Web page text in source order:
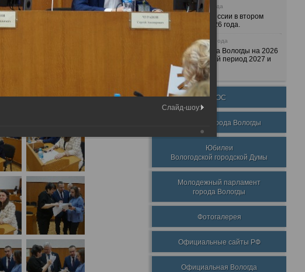
25 июня 2026 года
Очередные сессии в втором
полугодии 2026 года.
7 декабря 2025 года
Бюджет города Вологды на 2026
год и плановый период 2027 и
2028 годов.
ТОС
Награды города Вологды
Юбилеи
Вологодской городской Думы
Молодежный парламент
города Вологды
Фотогалерея
Официальные сайты РФ
Официальная Вологда
Слайд-шоу: